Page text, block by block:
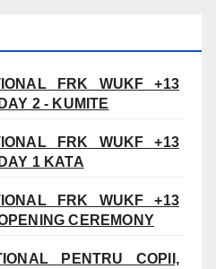
FRK WUKF +13
2 - KUMITE
FRK WUKF +13
1 KATA
FRK WUKF +13
CEREMONY
PENTRU COPII,